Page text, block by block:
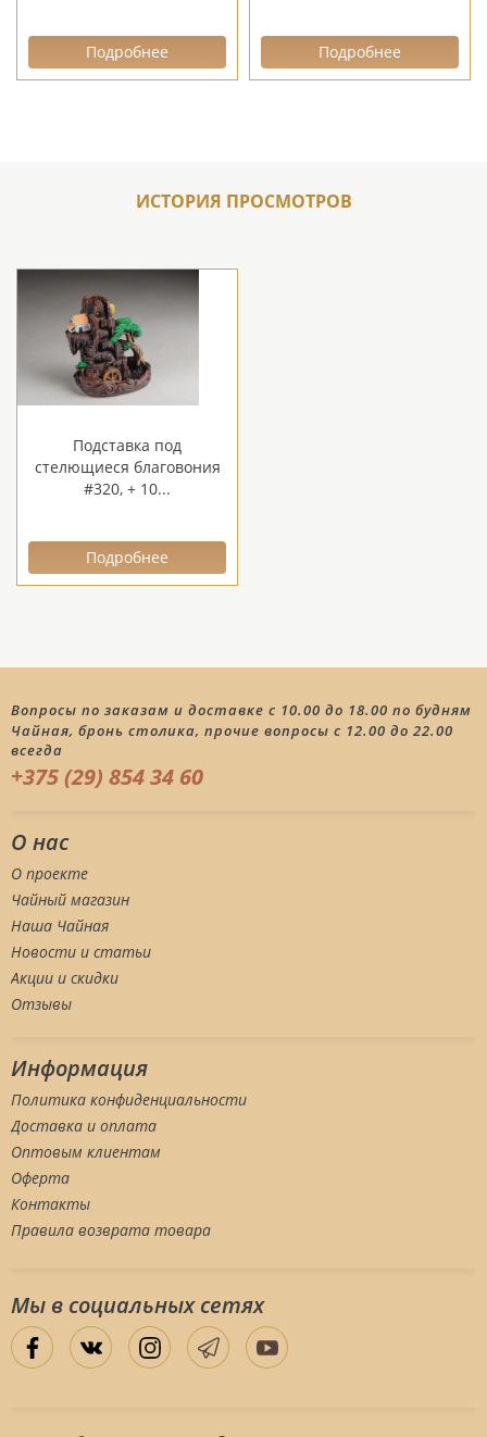
Подробнее Подробнее
ИСТОРИЯ ПРОСМОТРОВ
Подставка под
стелющиеся благовония
#320, + 10...
Подробнее
Вопросы по заказам и доставке с 10.00 до 18.00 по будням
Чайная, бронь столика, прочие вопросы с 12.00 до 22.00
всегда
+375 (29) 854 34 60
О нас
О проекте
Чайный магазин
Наша Чайная
Новости и статьи
Акции и скидки
Отзывы
Информация
Политика конфиденциальности
Доставка и оплата
Оптовым клиентам
Оферта
Контакты
Правила возврата товара
Мы в социальных сетяx